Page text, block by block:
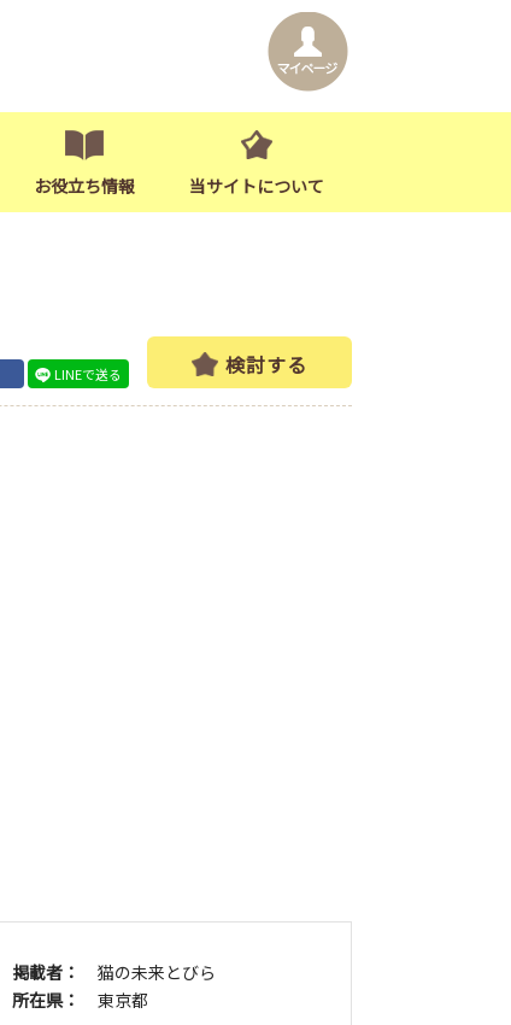
お役立ち情報 当サイトについて
LINEで送る 検討する
掲載者：
猫の未来とびら
所在県：
東京都